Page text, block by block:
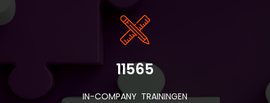
11565
IN-COMPANY TRAININGEN